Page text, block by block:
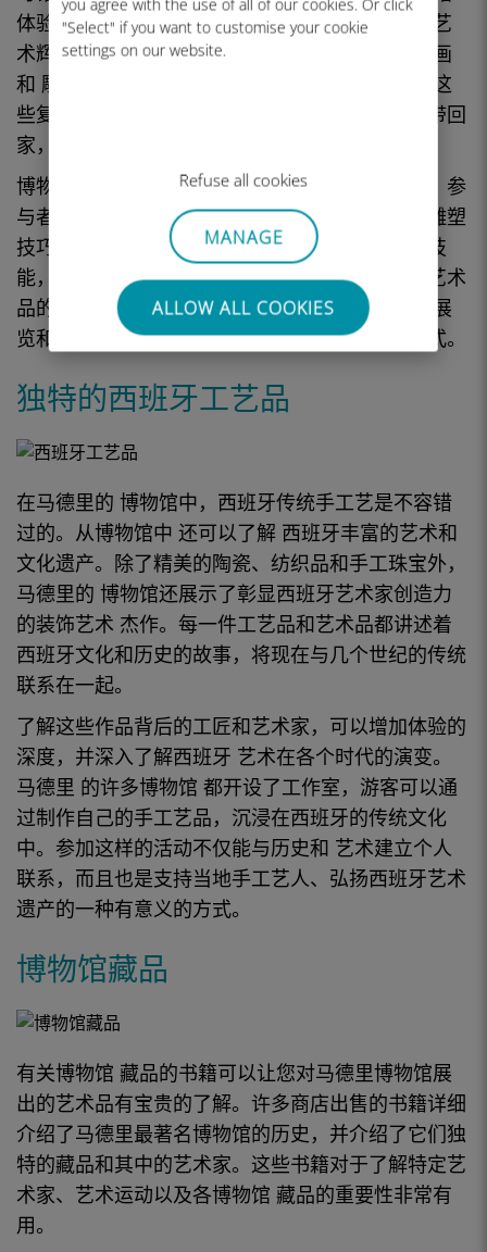
you agree with the use of all of our cookies. Or click
"Select" if you want to customise your cookie
settings on our website.
Refuse all cookies
MANAGE
ALLOW ALL COOKIES
体验，游客可以欣赏到大师的杰作，接触到彰显艺
术辉煌的展品。许多博物馆和
绘画
和 雕塑的
。这
些复制品可以让
将博物馆的部分体验带回
家，在自己的空间里欣赏艺术之美。
博物馆
经常会举办关于如何制作复制画的讲习班。参
与者可以探索专业艺术家使用的各种绘画技巧、雕塑
技巧和装饰
工艺。这种体验不仅能培养艺术技
能，还能加深对博物馆中展出的大师作品和
原创艺术
品的理解。对于艺术爱好者 来说，探索 博物馆、
展
览和复制品是赞美艺术世界的一种令人兴奋的方式。
独特的西班牙工艺品
在马德里的 博物馆中，西班牙传统手工艺是不容错
过的。从博物馆中 还可以了解 西班牙丰富的艺术和
文化遗产。除了精美的陶瓷、纺织品和手工珠宝外，
马德里的 博物馆还展示了彰显西班牙艺术家创造力
的装饰艺术 杰作。每一件工艺品和艺术品都讲述着
西班牙文化和历史的故事，将现在与几个世纪的传统
联系在一起。
了解这些作品背后的工匠和艺术家，可以增加体验的
深度，并深入了解西班牙 艺术在各个时代的演变。
马德里 的许多博物馆 都开设了工作室，游客可以通
过制作自己的手工艺品，沉浸在西班牙的传统文化
中。参加这样的活动不仅能与历史和 艺术建立个人
联系，而且也是支持当地手工艺人、弘扬西班牙艺术
遗产的一种有意义的方式。
博物馆藏品
有关博物馆 藏品的书籍可以让您对马德里博物馆展
出的艺术品有宝贵的了解。许多商店出售的书籍详细
介绍了马德里最著名博物馆的历史，并介绍了它们独
特的藏品和其中的艺术家。这些书籍对于了解特定艺
术家、艺术运动以及各博物馆 藏品的重要性非常有
用。